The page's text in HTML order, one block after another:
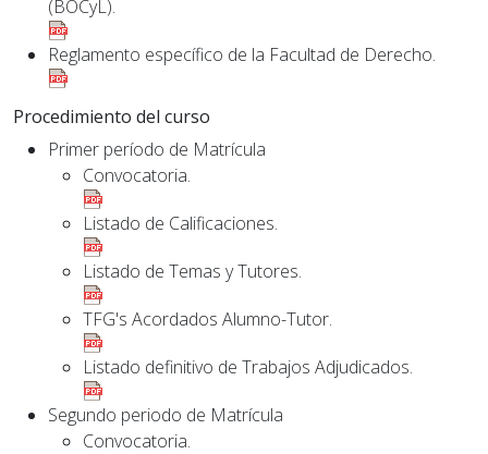
(BOCyL).
Reglamento específico de la Facultad de Derecho.
Procedimiento del curso
Primer período de Matrícula
Convocatoria.
Listado de Calificaciones.
Listado de Temas y Tutores.
TFG's Acordados Alumno-Tutor.
Listado definitivo de Trabajos Adjudicados.
Segundo periodo de Matrícula
Convocatoria.